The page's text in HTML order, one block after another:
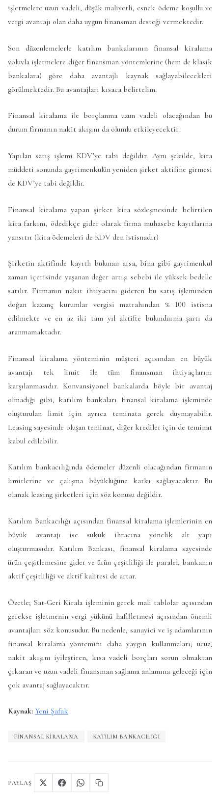
işletmelere uzun vadeli, düşük maliyetli, esnek ödeme koşullu ve
vergi avantajı olan daha uygun finansman desteği vermektedir.
Son düzenlemelerle katılım bankalarının finansal kiralama
yoluyla işletmelere diğer finansman yöntemlerine (hem de klasik
bankalara) göre daha avantajlı kaynak sağlayabilecekleri
görülmektedir. Bu avantajları kısaca belirtelim.
Finansal kiralama ile borçlanma uzun vadeli olacağından bu
durum firmanın nakit akışını da olumlu etkileyecektir.
Yapılan satış işlemi KDV’ye tabi değildir. Aynı şekilde, kira
müddeti sonunda gayrimenkulün yeniden şirket aktifine girmesi
de KDV’ye tabi değildir.
Finansal kiralama yapan şirket kira sözleşmesinde belirtilen
kira farkını, ödedikçe gider olarak firma muhasebe kayıtlarına
yansıtır (kira ödemeleri de KDV den istisnadır)
Şirketin aktifinde kayıtlı bulunan arsa, bina gibi gayrimenkul
zaman içerisinde yaşanan değer artışı sebebi ile yüksek bedelle
satılır. Firmanın nakit ihtiyacını gideren bu satış işleminden
doğan kazanç kurumlar vergisi matrahından % 100 istisna
edilmekte ve en az iki tam yıl aktifte bulundurma şartı da
aranmamaktadır.
Finansal kiralama yönteminin müşteri açısından en büyük
avantajı tek limit ile tüm finansman ihtiyaçlarını
karşılanmasıdır. Konvansiyonel bankalarda böyle bir avantaj
olmadığı gibi, katılım bankaları finansal kiralama işleminde
oluşturulan limit için ayrıca teminata gerek duymayabilir.
Leasing sayesinde oluşan teminat, diğer krediler için de teminat
kabul edilebilir.
Katılım bankacılığında ödemeler düzenli olacağından firmanın
limitlerine ve çalışma büyüklüğüne katkı sağlayacaktır. Bu
olanak leasing şirketleri için söz konusu değildir.
Katılım Bankacılığı açısından finansal kiralama işlemlerinin en
büyük avantajı ise sukuk ihracına yönelik alt yapı
oluşturmasıdır. Katılım Bankası, finansal kiralama sayesinde
ürün çeşitlemesine gider ve ürün çeşitliliği ile paralel, bankanın
aktif çeşitliliği ve aktif kalitesi de artar.
Özetle; Sat-Geri Kirala işleminin gerek mali tablolar açısından
gerekse işletmenin vergi yükünü hafifletmesi açısından önemli
avantajları söz konusudur. Bu nedenle, sanayici ve iş adamlarının
finansal kiralama yöntemini daha yaygın kullanmaları; ucuz,
nakit akışını iyileştiren, kısa vadeli borçları sorun olmaktan
çıkaran ve uzun vadeli finansman sağlama anlamına geleceği için
çok avantaj sağlayacaktır.
Kaynak: Yeni Şafak
FINANSAL KIRALAMA KATILIM BANKACILIĞI
PAYLAŞ